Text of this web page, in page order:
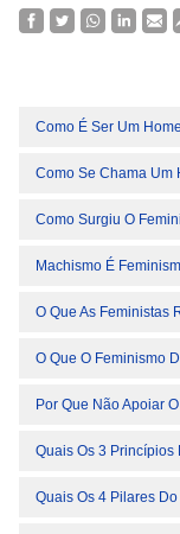
Como É Ser Um
Como Se Chama Um
Como Surgiu O
Machismo É
O Que As Feministas
O Que O Feminismo
Por Que Não Apoiar
Quais Os 3 Princípios
Quais Os 4 Pilares